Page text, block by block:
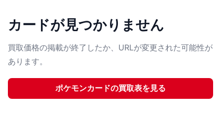
カードが見つかりません
買取価格の掲載が終了したか、URLが変更された可能性が
あります。
ポケモンカードの買取表を見る